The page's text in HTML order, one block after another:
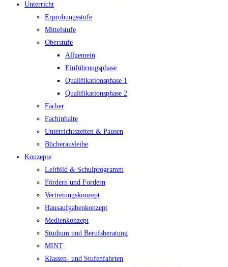
Unterricht
Erprobungsstufe
Mittelstufe
Oberstufe
Allgemein
Einführungsphase
Qualifikationsphase 1
Qualifikationsphase 2
Fächer
Fachinhalte
Unterrichtszeiten & Pausen
Bücherausleihe
Konzepte
Leitbild & Schulprogramm
Fördern und Fordern
Vertretungskonzept
Hausaufgabenkonzept
Medienkonzept
Studium und Berufsberatung
MINT
Klassen- und Stufenfahrten